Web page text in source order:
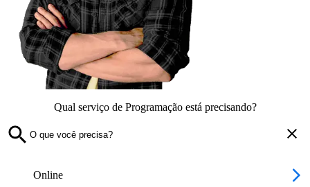
Qual serviço de Programação está precisando?
Online